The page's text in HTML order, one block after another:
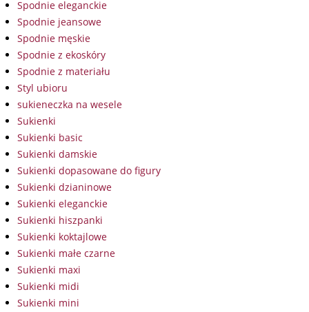
Spodnie eleganckie
Spodnie jeansowe
Spodnie męskie
Spodnie z ekoskóry
Spodnie z materiału
Styl ubioru
sukieneczka na wesele
Sukienki
Sukienki basic
Sukienki damskie
Sukienki dopasowane do figury
Sukienki dzianinowe
Sukienki eleganckie
Sukienki hiszpanki
Sukienki koktajlowe
Sukienki małe czarne
Sukienki maxi
Sukienki midi
Sukienki mini